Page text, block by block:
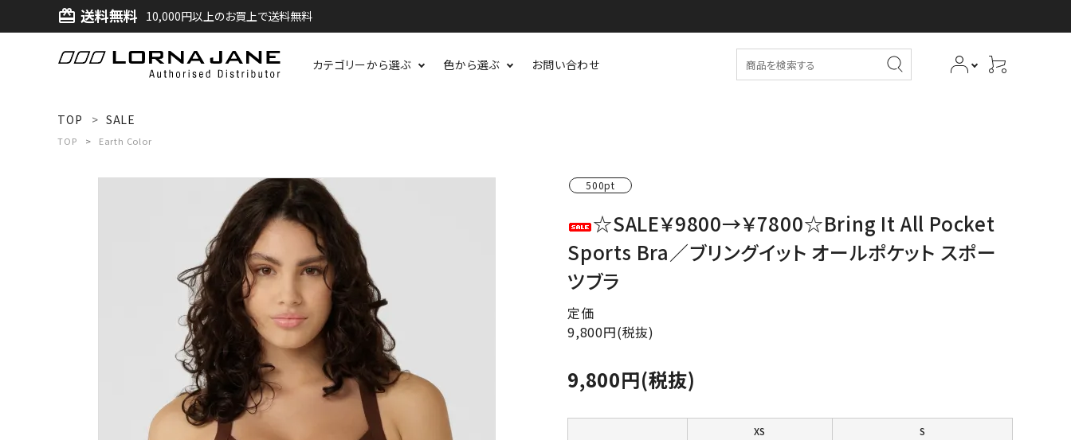
card_giftcard 送料無料 10,000円以上のお買上で送料無料
カテゴリーから選ぶ 色から選ぶ お問い合わせ
ACCOUNT MENU
ようこそ ゲスト 様
新規会員登録
TOP SALE
TOP Earth Color
500pt
☆SALE￥9800→￥7800☆Bring It All Pocket
Sports Bra／ブリングイット オールポケット スポー
ツブラ
定価
9,800円(税抜)
9,800円(税抜)
XS S